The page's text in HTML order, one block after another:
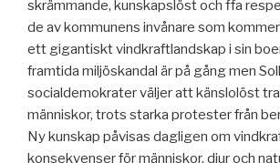
skrämmande, kunskapslöst och ffa
de av kommunens invånare som
ett gigantiskt vindkraftlandskap i sin
framtida miljöskandal är på gång men
socialdemokrater väljer att känslolöst
människor, trots starka protester från
Ny kunskap påvisas dagligen om
konsekvenser för människor, djur och